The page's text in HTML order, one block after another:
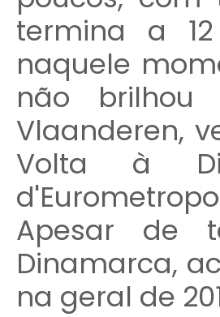
termina a
naquele
não
Vlaanderen,
Volta à
Apesar de
Dinamarca,
na geral de